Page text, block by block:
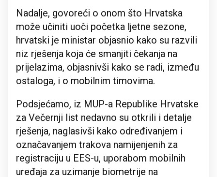
Nadalje, govoreći o onom što Hrvatska
može učiniti uoči početka ljetne sezone,
hrvatski je ministar objasnio kako su razvili
niz rješenja koja će smanjiti čekanja na
prijelazima, objasnivši kako se radi, između
ostaloga, i o mobilnim timovima.
Podsjećamo, iz MUP-a Republike Hrvatske
za Večernji list nedavno su otkrili i detalje
rješenja, naglasivši kako određivanjem i
označavanjem trakova namijenjenih za
registraciju u EES-u, uporabom mobilnih
uređaja za uzimanje biometrije na